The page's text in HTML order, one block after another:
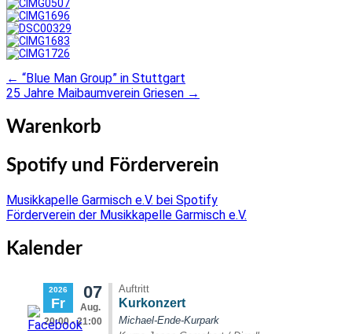
Post
navigation
← “Blue Man Group” in Stuttgart
25 Jahre Maibaumverein Griesen →
Warenkorb
Spotify und Förderverein
Musikkapelle Garmisch e.V. bei Spotify
Förderverein der Musikkapelle Garmisch e.V.
Kalender